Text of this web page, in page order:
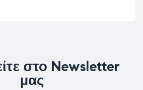
στο Newsletter
μας